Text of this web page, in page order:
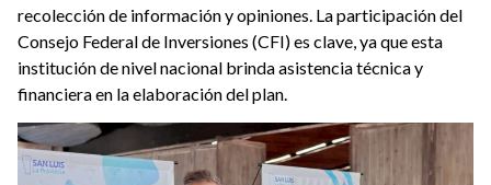
recolección de información y opiniones. La participación del
Consejo Federal de Inversiones (CFI) es clave, ya que esta
institución de nivel nacional brinda asistencia técnica y
financiera en la elaboración del plan.